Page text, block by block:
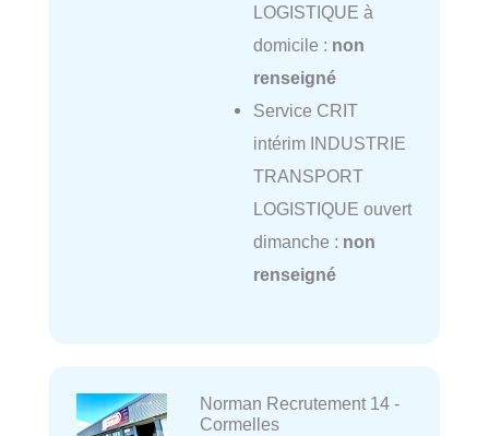
LOGISTIQUE à
domicile : non
renseigné
Service CRIT
intérim INDUSTRIE
TRANSPORT
LOGISTIQUE ouvert
dimanche : non
renseigné
Norman Recrutement 14 -
Cormelles